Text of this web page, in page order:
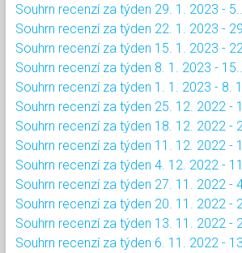
Souhrn recenzí za týden 29. 1. 2023 - 5....
Souhrn recenzí za týden 22. 1. 2023 -
Souhrn recenzí za týden 15. 1. 2023 -
Souhrn recenzí za týden 8. 1. 2023 - 15....
Souhrn recenzí za týden 1. 1. 2023 - 8.
Souhrn recenzí za týden 25. 12. 2022 -
Souhrn recenzí za týden 18. 12. 2022 -
Souhrn recenzí za týden 11. 12. 2022 -
Souhrn recenzí za týden 4. 12. 2022 -
Souhrn recenzí za týden 27. 11. 2022 -
Souhrn recenzí za týden 20. 11. 2022 -
Souhrn recenzí za týden 13. 11. 2022 -
Souhrn recenzí za týden 6. 11. 2022 -